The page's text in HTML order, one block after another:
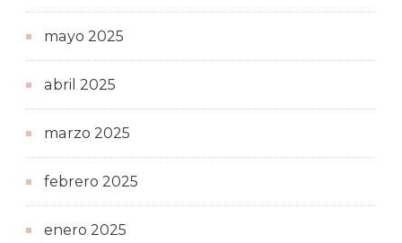
mayo 2025
abril 2025
marzo 2025
febrero 2025
enero 2025